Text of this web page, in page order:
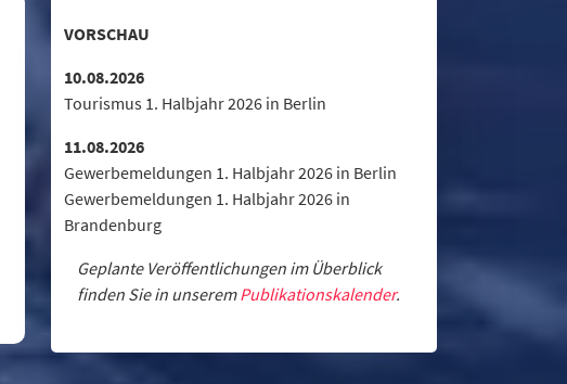
VORSCHAU
10.08.2026
Tourismus 1. Halbjahr 2026 in Berlin
11.08.2026
Gewerbemeldungen 1. Halbjahr 2026 in Berlin
Gewerbemeldungen 1. Halbjahr 2026 in
Brandenburg
Geplante Veröffentlichungen im Überblick
finden Sie in unseremPublikationskalender.